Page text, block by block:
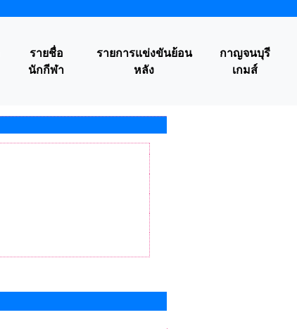
รายชื่อ
นักกีฬา
รายการแข่งขันย้อน
หลัง
กาญจนบุรี
เกมส์